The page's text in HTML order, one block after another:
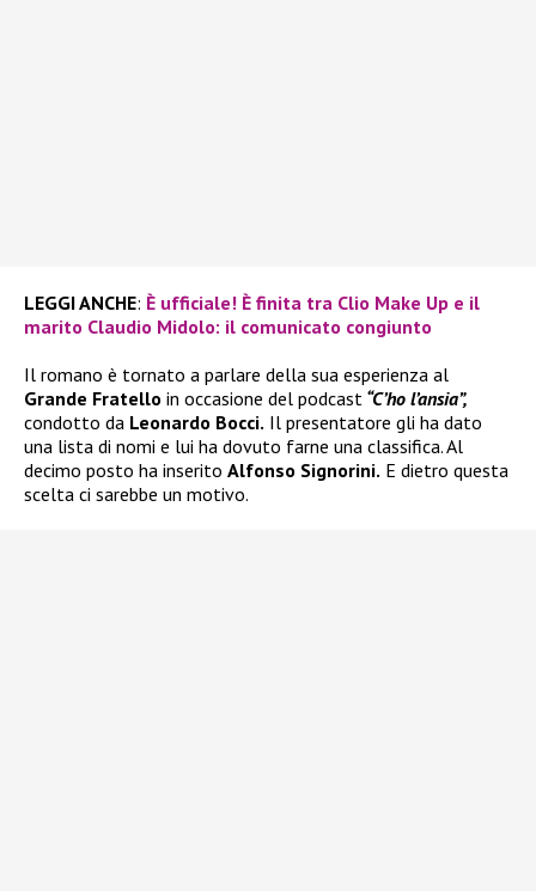
LEGGI ANCHE: È ufficiale! È finita tra Clio Make Up e il
marito Claudio Midolo: il comunicato congiunto
Il romano è tornato a parlare della sua esperienza al
Grande Fratello in occasione del podcast “C’ho l’ansia”,
condotto da Leonardo Bocci. Il presentatore gli ha dato
una lista di nomi e lui ha dovuto farne una classifica. Al
decimo posto ha inserito Alfonso Signorini. E dietro questa
scelta ci sarebbe un motivo.